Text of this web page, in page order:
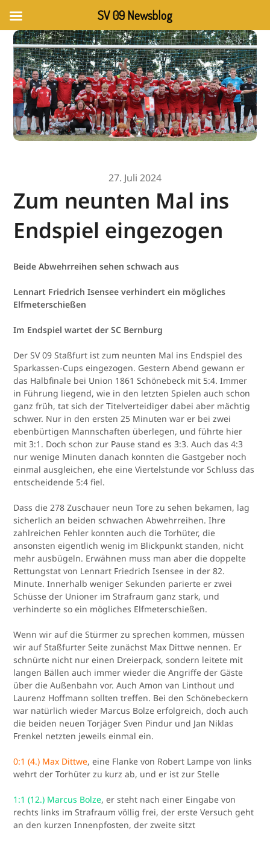
27. Juli 2024
Zum neunten Mal ins
Endspiel eingezogen
Beide Abwehrreihen sehen schwach aus
Lennart Friedrich Isensee verhindert ein mögliches
Elfmeterschießen
Im Endspiel wartet der SC Bernburg
Der SV 09 Staßfurt ist zum neunten Mal ins Endspiel des
Sparkassen-Cups eingezogen. Gestern Abend gewann er
das Halbfinale bei Union 1861 Schönebeck mit 5:4. Immer
in Führung liegend, wie in den letzten Spielen auch schon
ganz früh, tat sich der Titelverteidiger dabei aber mächtig
schwer. Nur in den ersten 25 Minuten war er bei zwei
ebenbürtigen Mannschaften überlegen, und führte hier
mit 3:1. Doch schon zur Pause stand es 3:3. Auch das 4:3
nur wenige Minuten danach konnten die Gastgeber noch
einmal ausgleichen, ehe eine Viertelstunde vor Schluss das
entscheidende 5:4 fiel.
Dass die 278 Zuschauer neun Tore zu sehen bekamen, lag
sicherlich an beiden schwachen Abwehrreihen. Ihre
zahlreichen Fehler konnten auch die Torhüter, die
ansonsten eigentlich wenig im Blickpunkt standen, nicht
mehr ausbügeln. Erwähnen muss man aber die doppelte
Rettungstat von Lennart Friedrich Isensee in der 82.
Minute. Innerhalb weniger Sekunden parierte er zwei
Schüsse der Unioner im Strafraum ganz stark, und
verhinderte so ein mögliches Elfmeterschießen.
Wenn wir auf die Stürmer zu sprechen kommen, müssen
wir auf Staßfurter Seite zunächst Max Dittwe nennen. Er
schnürte nicht nur einen Dreierpack, sondern leitete mit
langen Bällen auch immer wieder die Angriffe der Gäste
über die Außenbahn vor. Auch Amon van Linthout und
Laurenz Hoffmann sollten treffen. Bei den Schönebeckern
war natürlich wieder Marcus Bolze erfolgreich, doch auch
die beiden neuen Torjäger Sven Pindur und Jan Niklas
Frenkel netzten jeweils einmal ein.
0:1 (4.) Max Dittwe, eine Flanke von Robert Lampe von links
wehrt der Torhüter zu kurz ab, und er ist zur Stelle
1:1 (12.) Marcus Bolze, er steht nach einer Eingabe von
rechts links im Strafraum völlig frei, der erste Versuch geht
an den kurzen Innenpfosten, der zweite sitzt
SV 09 Newsblog